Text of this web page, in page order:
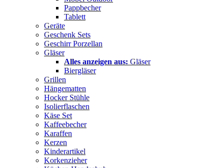
Pappbecher
Tablett
Geräte
Geschenk Sets
Geschirr Porzellan
Gläser
Alles anzeigen aus: Gläser
Biergläser
Grillen
Hängematten
Hocker Stühle
Isolierflaschen
Käse Set
Kaffeebecher
Karaffen
Kerzen
Kinderartikel
Korkenzieher